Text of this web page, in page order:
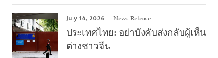
July 14, 2026 News Release
ประเทศไทย: อย่าบังคับส่งกลับผู้เห็น
ต่างชาวจีน